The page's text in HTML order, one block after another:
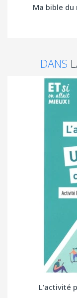
Ma bible
DANS
L'activité